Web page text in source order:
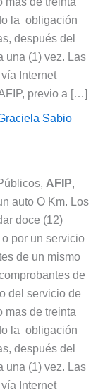
la obligación
después del
una (1) vez. Las
Internet
previo a […]
Sabio
AFIP,
auto O Km. Los
doce (12)
por un servicio
de un mismo
de
del servicio de
mas de treinta
la obligación
después del
una (1) vez. Las
Internet